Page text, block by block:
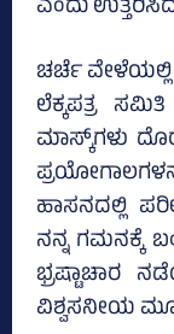
ಎಂದು
ಚರ್ಚೆ
ಲೆಕ್ಕಪತ್ರ
ಮಾಸ್ಕ್‌ಗಳು
ಹಾಸನದಲ್ಲಿ
ನನ್ನ ಗಮನಕ್ಕೆ
ಭ್ರಷ್ಟಾಚಾರ
ವಿಶ್ವಸನೀಯ